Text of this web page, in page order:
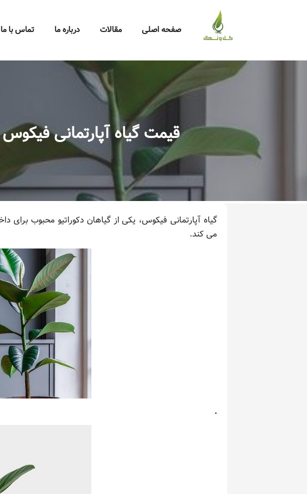
صفحه اصلی مقالات درباره ما تماس با ما
قیمت گیاه آپارتمانی
گیاه آپارتمانی فیکوس، یکی از گیاهان دکوراتیو محبوب
می کند.
.